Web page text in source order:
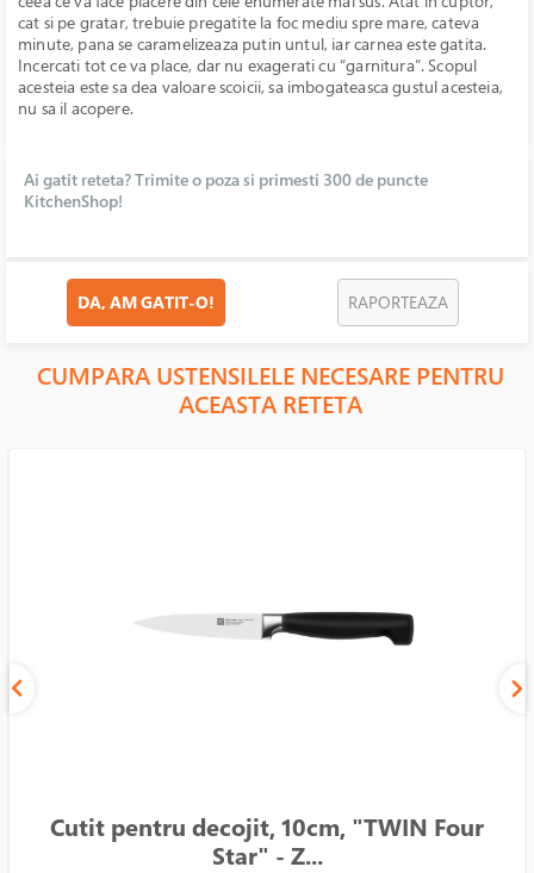
cat si pe gratar, trebuie pregatite la foc mediu spre mare, cateva
minute, pana se caramelizeaza putin untul, iar carnea este gatita.
Incercati tot ce va place, dar nu exagerati cu “garnitura”. Scopul
acesteia este sa dea valoare scoicii, sa imbogateasca gustul acesteia,
nu sa il acopere.
Ai gatit reteta? Trimite o poza si primesti 300 de puncte
KitchenShop!
DA, AM GATIT-O! RAPORTEAZA
CUMPARA USTENSILELE NECESARE PENTRU
ACEASTA RETETA
Cutit pentru decojit, 10cm, "TWIN Four
Star" - Z...